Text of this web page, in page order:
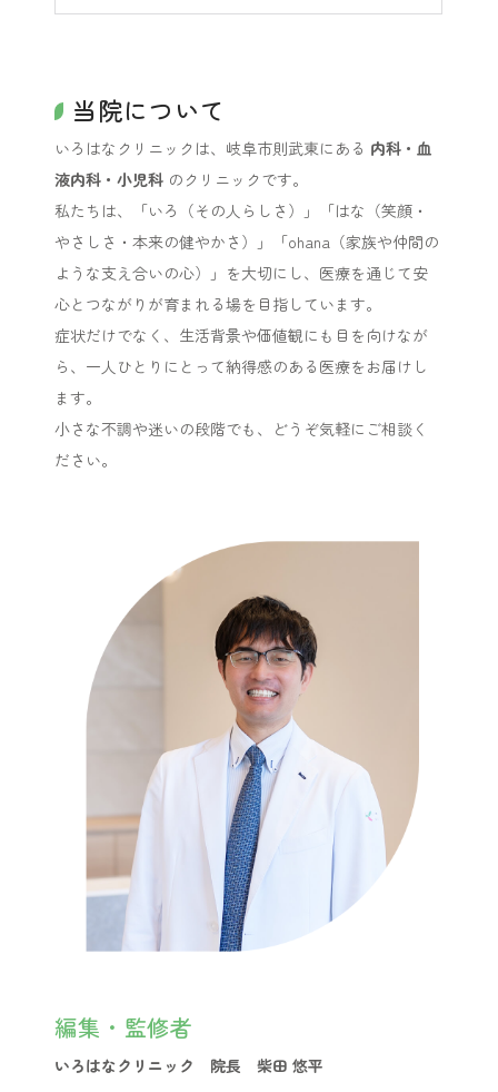
当院について
いろはなクリニックは、岐阜市則武東にある 内科・血
液内科・小児科 のクリニックです。
私たちは、「いろ（その人らしさ）」「はな（笑顔・
やさしさ・本来の健やかさ）」「ohana（家族や仲間の
ような支え合いの心）」を大切にし、医療を通じて安
心とつながりが育まれる場を目指しています。
症状だけでなく、生活背景や価値観にも目を向けなが
ら、一人ひとりにとって納得感のある医療をお届けし
ます。
小さな不調や迷いの段階でも、どうぞ気軽にご相談く
ださい。
編集・監修者
いろはなクリニック 院長 柴田 悠平